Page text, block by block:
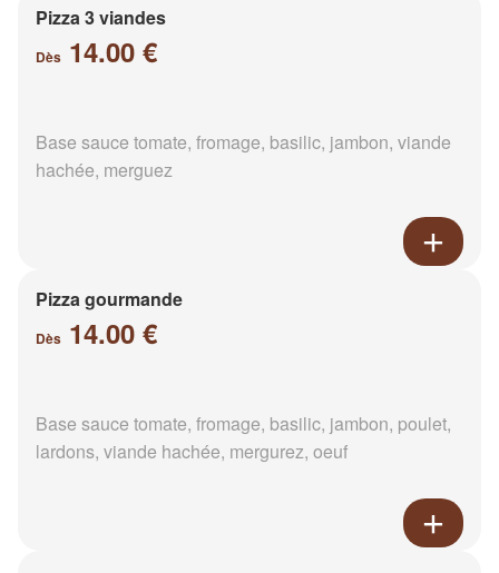
Pizza 3 viandes
Dès 14.00 €
Base sauce tomate, fromage, basilic, jambon, viande
hachée, merguez
Pizza gourmande
Dès 14.00 €
Base sauce tomate, fromage, basilic, jambon, poulet,
lardons, viande hachée, mergurez, oeuf